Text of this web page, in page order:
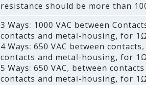
resistance should be more than
3 Ways: 1000 VAC between
contacts and metal-housing‚ for
4 Ways: 650 VAC between
contacts and metal-housing‚ for
5 Ways: 650 VAC‚ between
contacts and metal-housing‚ for